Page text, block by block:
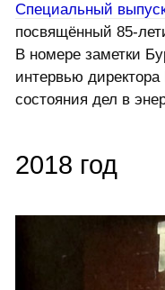
Специальный
посвящённый 85-
В номере заметки
интервью
состояния дел в
2018 год